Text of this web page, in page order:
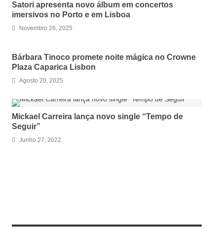
Satori apresenta novo álbum em concertos
imersivos no Porto e em Lisboa
Novembro 26, 2025
Bárbara Tinoco promete noite mágica no Crowne
Plaza Caparica Lisbon
Agosto 20, 2025
Mickael Carreira lança novo single “Tempo de
Seguir”
Junho 27, 2022